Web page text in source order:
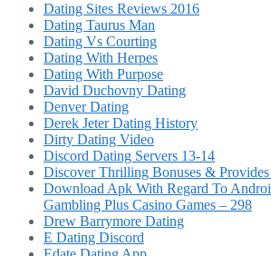
Dating Sites Reviews 2016
Dating Taurus Man
Dating Vs Courting
Dating With Herpes
Dating With Purpose
David Duchovny Dating
Denver Dating
Derek Jeter Dating History
Dirty Dating Video
Discord Dating Servers 13-14
Discover Thrilling Bonuses &
Download Apk With Regard To
Gambling Plus Casino Games – 298
Drew Barrymore Dating
E Dating Discord